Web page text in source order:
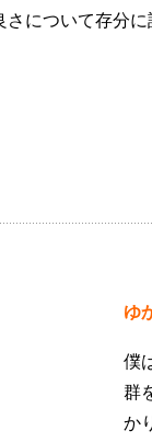
さについて存分に
ゆ
僕
群
か